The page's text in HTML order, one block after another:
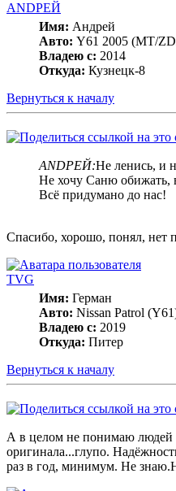
ANDРЕЙ
Имя: Андрей
Авто: Y61 2005 (МT/
Владею с: 2014
Откуда: Кузнецк-8
Вернуться к началу
ANDРЕЙ:Не ленись, и
Не хочу Саню обижать,
Всё придумано до нас!
Спасибо, хорошо, понял, нет
TVG
Имя: Герман
Авто: Nissan Patrol
Владею с: 2019
Откуда: Питер
Вернуться к началу
А в целом не понимаю людей
оригинала...глупо.
раз в год, минимум. Не